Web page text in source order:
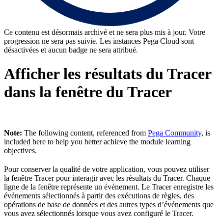
Ce contenu est désormais archivé et ne sera plus mis à jour. Votre
progression ne sera pas suivie. Les instances Pega Cloud sont
désactivées et aucun badge ne sera attribué.
Afficher les résultats du Tracer
dans la fenêtre du Tracer
Note: The following content, referenced from Pega Community, is
included here to help you better achieve the module learning
objectives.
Pour conserver la qualité de votre application, vous pouvez utiliser
la fenêtre Tracer pour interagir avec les résultats du Tracer. Chaque
ligne de la fenêtre représente un événement. Le Tracer enregistre les
événements sélectionnés à partir des exécutions de règles, des
opérations de base de données et des autres types d’événements que
vous avez sélectionnés lorsque vous avez configuré le Tracer.